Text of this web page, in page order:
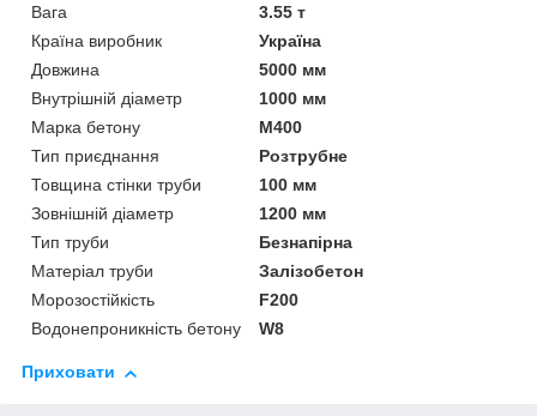
Вага
3.55 т
Країна виробник
Україна
Довжина
5000 мм
Внутрішній діаметр
1000 мм
Марка бетону
М400
Тип приєднання
Розтрубне
Товщина стінки труби
100 мм
Зовнішній діаметр
1200 мм
Тип труби
Безнапірна
Матеріал труби
Залізобетон
Морозостійкість
F200
Водонепроникність бетону
W8
Приховати